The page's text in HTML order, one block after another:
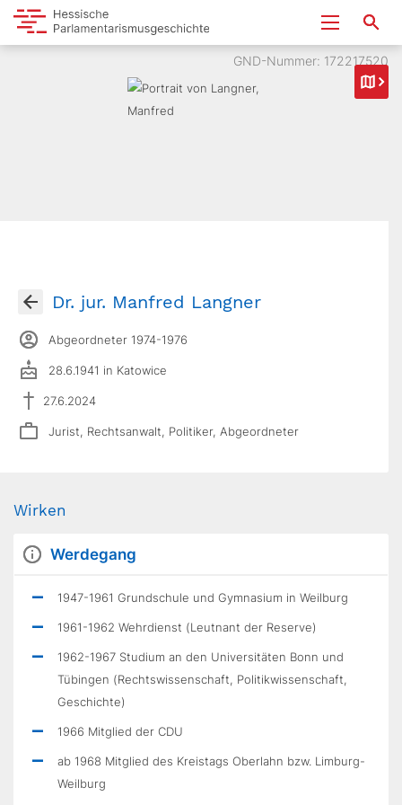
GND-Nummer: 172217520
Dr. jur. Manfred Langner
Abgeordneter 1974-1976
28.6.1941 in Katowice
27.6.2024
Jurist, Rechtsanwalt, Politiker, Abgeordneter
Wirken
Werdegang
1947-1961 Grundschule und Gymnasium in Weilburg
1961-1962 Wehrdienst (Leutnant der Reserve)
1962-1967 Studium an den Universitäten Bonn und
Tübingen (Rechtswissenschaft, Politikwissenschaft,
Geschichte)
1966 Mitglied der CDU
ab 1968 Mitglied des Kreistags Oberlahn bzw. Limburg-
Weilburg